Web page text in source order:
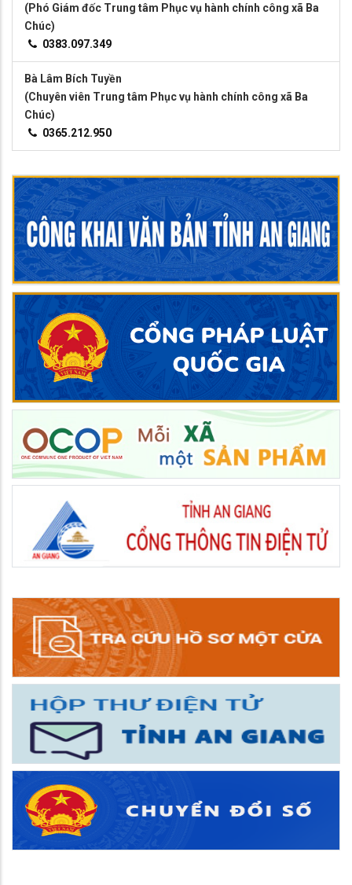
(Phó Giám đốc Trung tâm Phục vụ hành chính công xã Ba
Chúc)
0383.097.349
Bà Lâm Bích Tuyền
(Chuyên viên Trung tâm Phục vụ hành chính công xã Ba
Chúc)
0365.212.950